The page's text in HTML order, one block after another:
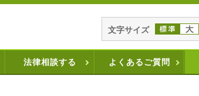
文字サイズ
法律相談する よくあるご質問